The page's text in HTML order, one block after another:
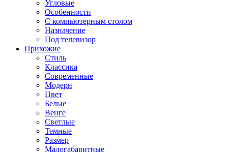
Угловые
Особенности
С компьютерным столом
Назначение
Под телевизор
Прихожие
Стиль
Классика
Современные
Модерн
Цвет
Белые
Венге
Светлые
Темные
Размер
Малогабаритные